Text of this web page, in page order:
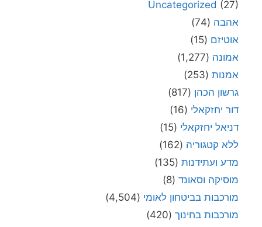
Uncategorized (27)
אהבה (74)
אוטיזם (15)
אמונה (1,277)
אמנות (253)
גרשון הכהן (817)
דור יחזקאלי (16)
דניאל יחזקאלי (15)
ללא קטגוריה (162)
מדע ועתידנות (135)
מוסיקה וסאונד (8)
מורכבות בביטחון לאומי (4,504)
מורכבות בחינוך (420)